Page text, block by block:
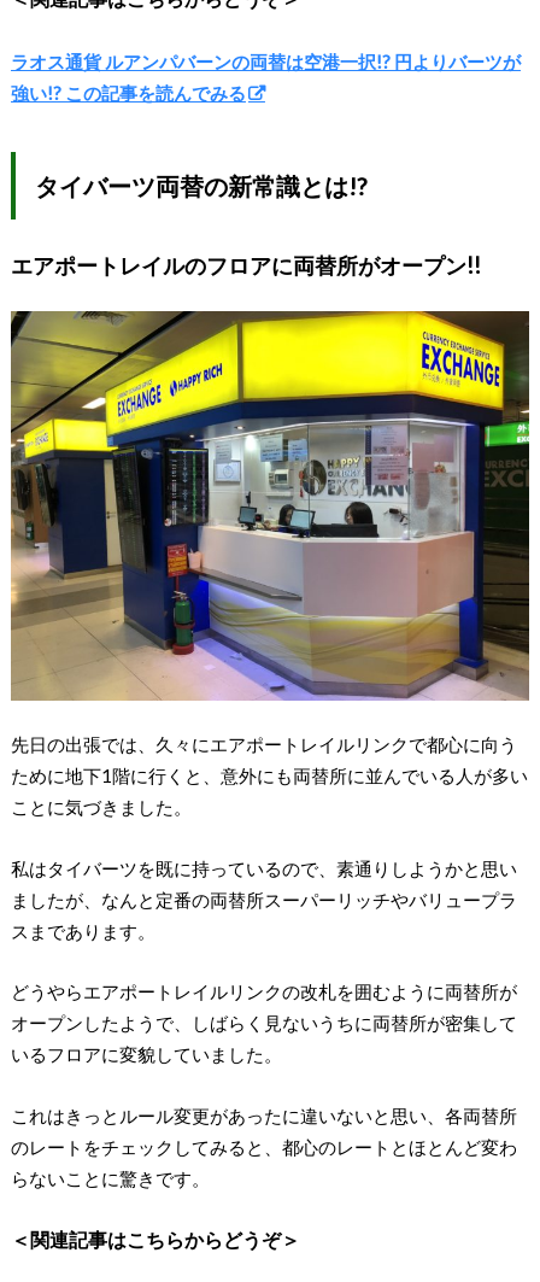
ラオス通貨 ルアンパバーンの両替は空港一択!? 円よりバーツが
強い!? この記事を読んでみる
タイバーツ両替の新常識とは!?
エアポートレイルのフロアに両替所がオープン!!
先日の出張では、久々にエアポートレイルリンクで都心に向う
ために地下1階に行くと、意外にも両替所に並んでいる人が多い
ことに気づきました。
私はタイバーツを既に持っているので、素通りしようかと思い
ましたが、なんと定番の両替所スーパーリッチやバリュープラ
スまであります。
どうやらエアポートレイルリンクの改札を囲むように両替所が
オープンしたようで、しばらく見ないうちに両替所が密集して
いるフロアに変貌していました。
これはきっとルール変更があったに違いないと思い、各両替所
のレートをチェックしてみると、都心のレートとほとんど変わ
らないことに驚きです。
＜関連記事はこちらからどうぞ＞